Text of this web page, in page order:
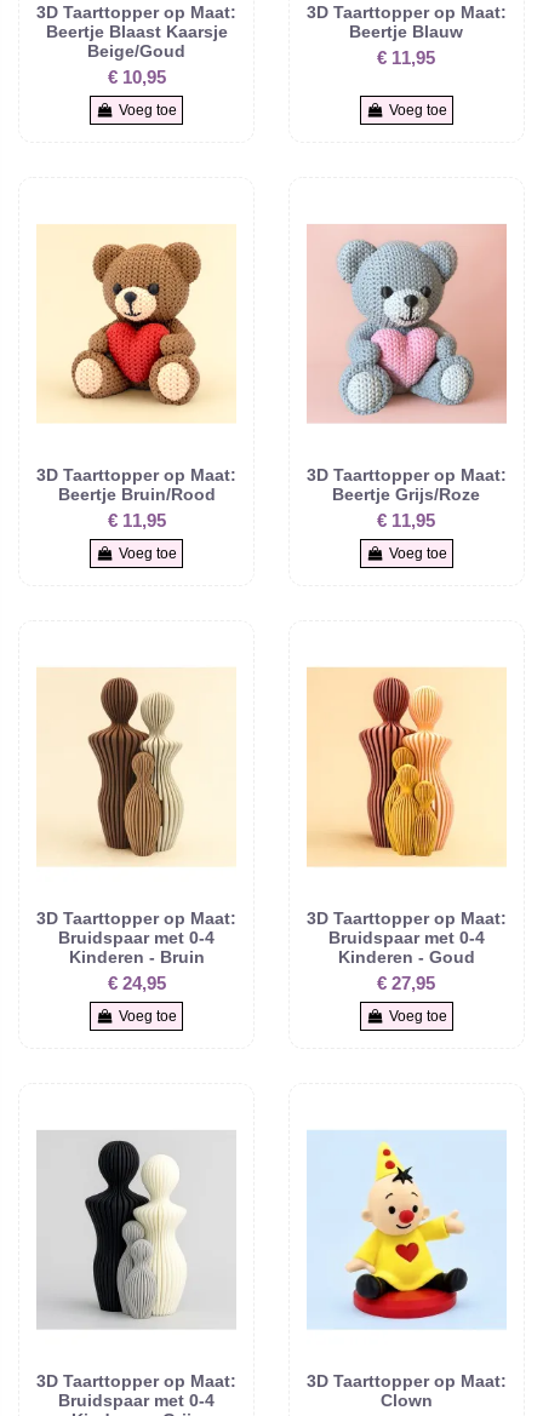
3D Taarttopper op Maat:
Beertje Blaast Kaarsje
Beige/Goud
€ 10,95
Voeg toe
3D Taarttopper op Maat:
Beertje Blauw
€ 11,95
Voeg toe
3D Taarttopper op Maat:
Beertje Bruin/Rood
€ 11,95
Voeg toe
3D Taarttopper op Maat:
Beertje Grijs/Roze
€ 11,95
Voeg toe
3D Taarttopper op Maat:
Bruidspaar met 0-4
Kinderen - Bruin
€ 24,95
Voeg toe
3D Taarttopper op Maat:
Bruidspaar met 0-4
Kinderen - Goud
€ 27,95
Voeg toe
3D Taarttopper op Maat:
Bruidspaar met 0-4
3D Taarttopper op Maat:
Clown